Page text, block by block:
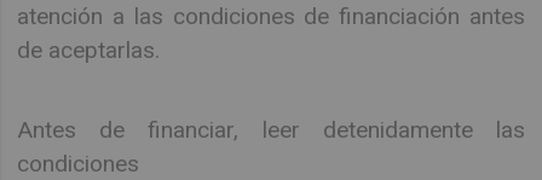
atención a las condiciones de financiación antes
de aceptarlas.
Antes de financiar, leer detenidamente las
condiciones